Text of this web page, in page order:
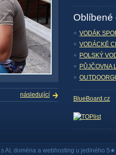
následující
Oblíbené
VODÁK
VODÁCKÉ
POLSKÝ
PŮJČOVNA
BlueBoard.cz
s AI, doména a webhosting u jediného 5★